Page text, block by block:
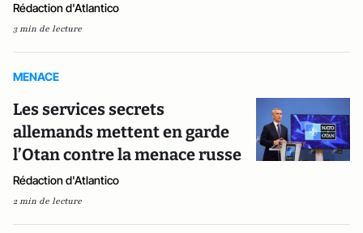
Rédaction d'Atlantico
3 min de lecture
MENACE
Les services secrets
allemands mettent en garde
l’Otan contre la menace russe
Rédaction d'Atlantico
2 min de lecture